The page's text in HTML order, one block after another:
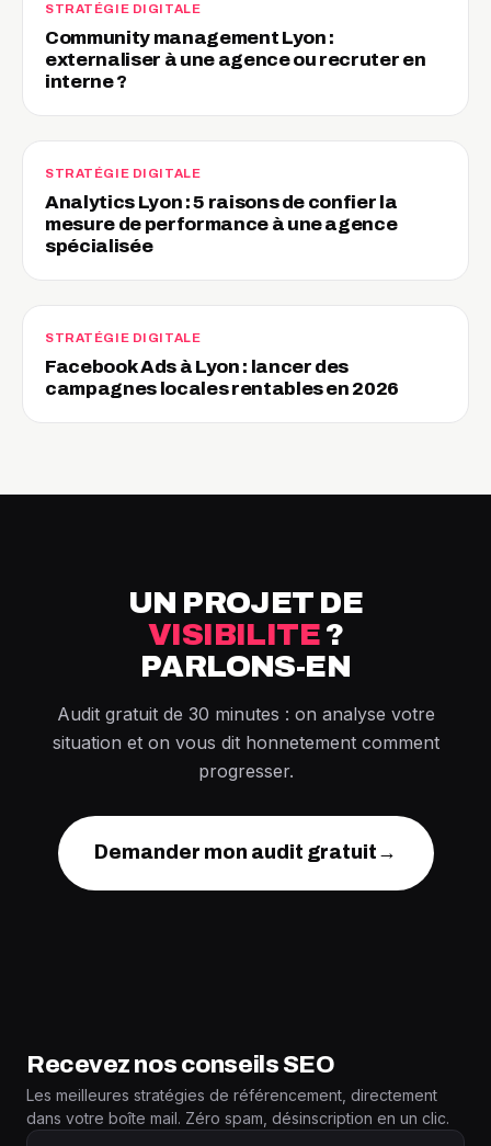
STRATÉGIE DIGITALE
Community management Lyon :
externaliser à une agence ou recruter en
interne ?
STRATÉGIE DIGITALE
Analytics Lyon : 5 raisons de confier la
mesure de performance à une agence
spécialisée
STRATÉGIE DIGITALE
Facebook Ads à Lyon : lancer des
campagnes locales rentables en 2026
UN PROJET DE
VISIBILITE?
PARLONS-EN
Audit gratuit de 30 minutes : on analyse votre
situation et on vous dit honnetement comment
progresser.
Demander mon audit gratuit →
Recevez nos conseils SEO
Les meilleures stratégies de référencement, directement
dans votre boîte mail. Zéro spam, désinscription en un clic.